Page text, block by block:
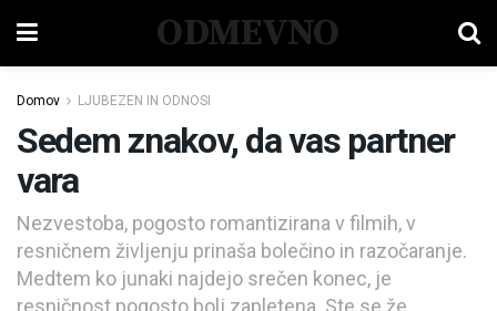
ODMEVNO
Domov LJUBEZEN IN ODNOSI
Sedem znakov, da vas partner
vara
Nezvestoba, pogosto romantizirana v filmih, v
resničnem življenju prinaša bolečino in razočaranje.
Medtem ko junaki najdejo srečen konec, je
resničnost pogosto bolj zapletena. Ste se že